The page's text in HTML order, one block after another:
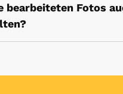
bearbeiteten Fotos